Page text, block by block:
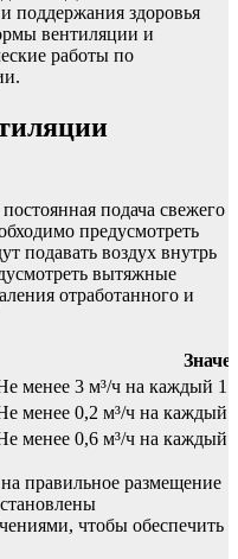
поддержания здоровья
вентиляции и
работы по
подача свежего
предусмотреть
подавать воздух внутрь
вытяжные
отработанного и
менее 3 м³/ч на каждый 1
менее 0,2 м³/ч на каждый
менее 0,6 м³/ч на каждый
правильное размещение
чтобы обеспечить